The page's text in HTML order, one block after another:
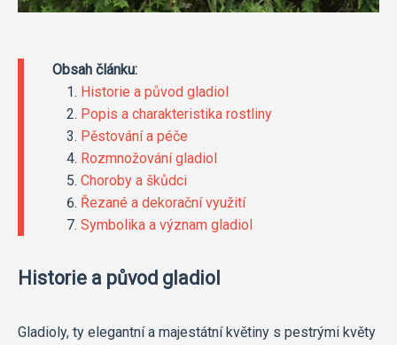
Obsah článku:
Historie a původ gladiol
Popis a charakteristika rostliny
Pěstování a péče
Rozmnožování gladiol
Choroby a škůdci
Řezané a dekorační využití
Symbolika a význam gladiol
Historie a původ gladiol
Gladioly, ty elegantní a majestátní květiny s pestrými květy